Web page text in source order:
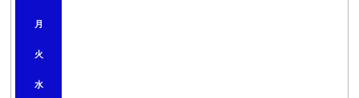
月
火
水